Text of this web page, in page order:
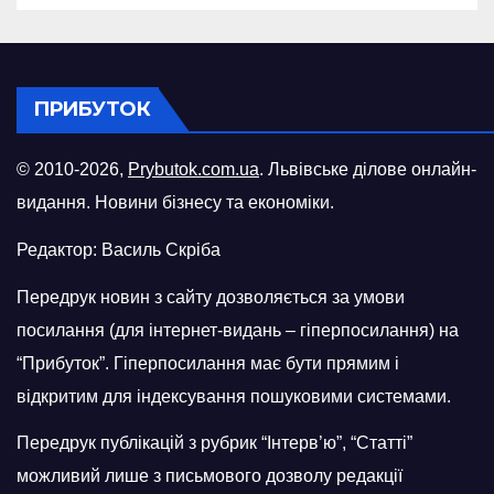
ПРИБУТОК
© 2010-2026, Prybutok.com.ua. Львівське ділове онлайн-
видання. Новини бізнесу та економіки.
Редактор: Василь Скріба
Передрук новин з сайту дозволяється за умови
посилання (для інтернет-видань – гіперпосилання) на
“Прибуток”. Гіперпосилання має бути прямим і
відкритим для індексування пошуковими системами.
Передрук публікацій з рубрик “Інтерв’ю”, “Статті”
можливий лише з письмового дозволу редакції